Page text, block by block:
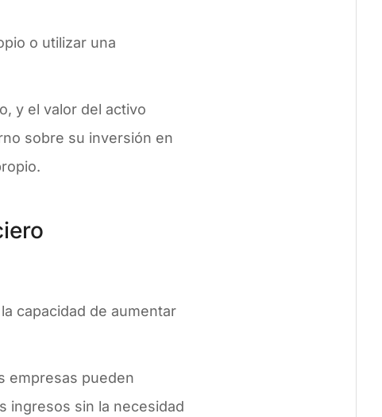
o utilizar una
y el valor del activo
sobre su inversión en
capacidad de aumentar
empresas pueden
ingresos sin la necesidad